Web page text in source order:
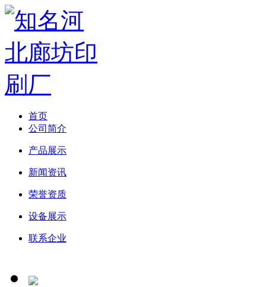
首页
公司简介
产品展示
新闻资讯
荣誉资质
设备展示
联系企业